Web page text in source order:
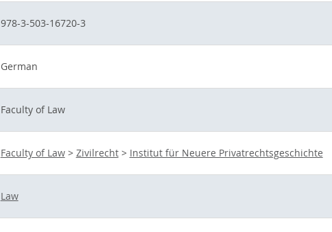
978-3-503-16720-3
German
Faculty of Law
Faculty of Law> Zivilrecht> Institut für Neuere Privatrechtsgeschichte
Law